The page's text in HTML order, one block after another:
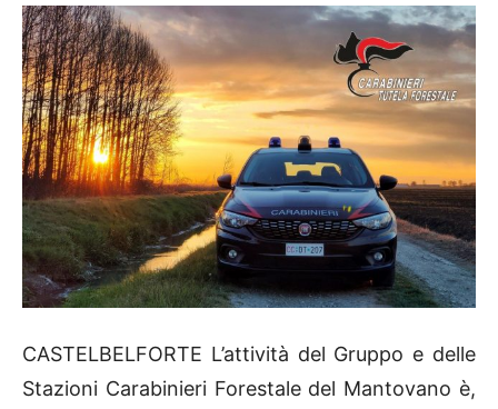
CASTELBELFORTE L’attività del Gruppo e delle
Stazioni Carabinieri Forestale del Mantovano è,